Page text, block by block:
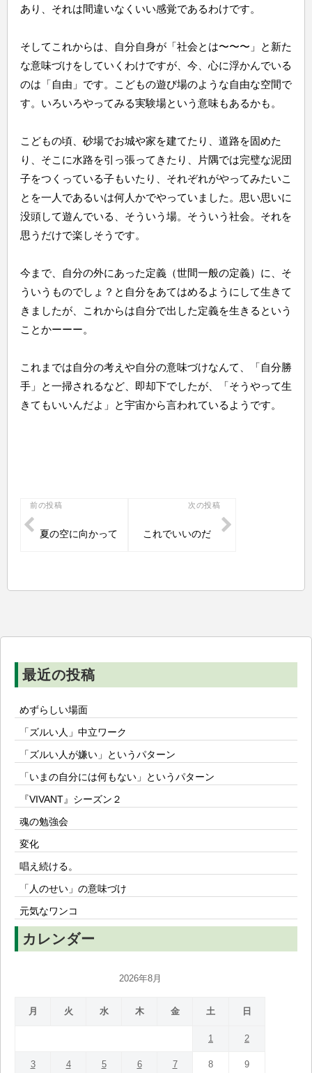
あり、それは間違いなくいい感覚であるわけです。
そしてこれからは、自分自身が「社会とは〜〜〜」と新た
な意味づけをしていくわけですが、今、心に浮かんでいる
のは「自由」です。こどもの遊び場のような自由な空間で
す。いろいろやってみる実験場という意味もあるかも。
こどもの頃、砂場でお城や家を建てたり、道路を固めた
り、そこに水路を引っ張ってきたり、片隅では完璧な泥団
子をつくっている子もいたり、それぞれがやってみたいこ
とを一人であるいは何人かでやっていました。思い思いに
没頭して遊んでいる、そういう場。そういう社会。それを
思うだけで楽しそうです。
今まで、自分の外にあった定義（世間一般の定義）に、そ
ういうものでしょ？と自分をあてはめるようにして生きて
きましたが、これからは自分で出した定義を生きるという
ことかーーー。
これまでは自分の考えや自分の意味づけなんて、「自分勝
手」と一掃されるなど、即却下でしたが、「そうやって生
きてもいいんだよ」と宇宙から言われているようです。
投
稿
ン
前の投稿
夏の空に向かって
次の投稿
これでいいのだ
最近の投稿
めずらしい場面
「ズルい人」中立ワーク
「ズルい人が嫌い」というパターン
「いまの自分には何もない」というパターン
『VIVANT』シーズン２
魂の勉強会
変化
唱え続ける。
「人のせい」の意味づけ
元気なワンコ
カレンダー
2026年8月
月 火 水 木 金 土 日
1 2
3 4 5 6 7 8 9